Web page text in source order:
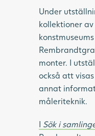
Under
kollektioner
monter. I
också att
annat
måleriteknik.
I Sök i